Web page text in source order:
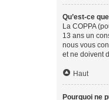
Qu’est-ce
La COPPA
13 ans un
nous vous
et ne doivent
Haut
Pourquoi ne